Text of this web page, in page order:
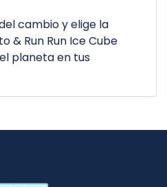
cambio y elige la
& Run Run Ice Cube
planeta en tus